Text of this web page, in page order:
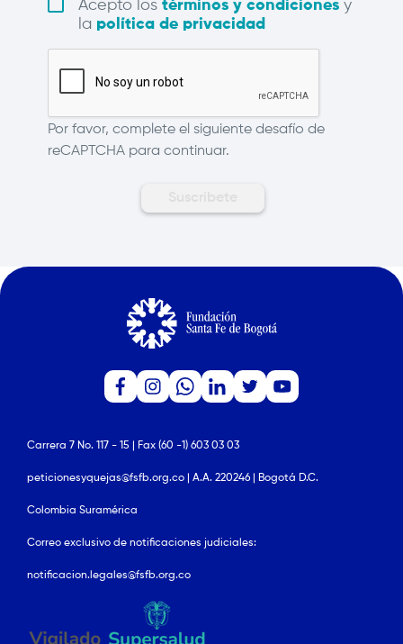
Acepto los términos y condiciones y
la política de privacidad
Por favor, complete el siguiente desafío de
reCAPTCHA para continuar.
Carrera 7 No. 117 - 15 | Fax (60 -1) 603 03 03
peticionesyquejas@fsfb.org.co | A.A. 220246 | Bogotá D.C.
Colombia Suramérica
Correo exclusivo de notificaciones judiciales:
notificacion.legales@fsfb.org.co